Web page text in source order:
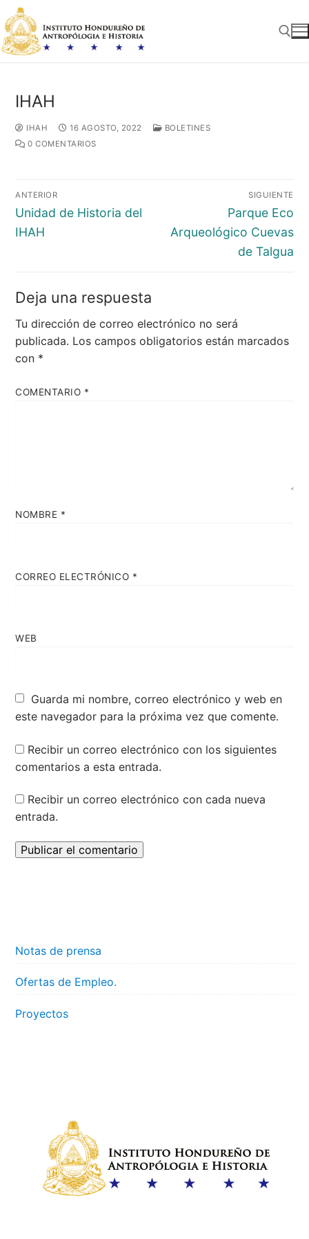
al
contenido
IHAH
IHAH 16 AGOSTO, 2022
BOLETINES
0 COMENTARIOS
Navegación
de
entradas
ANTERIOR
Entrada
anterior:
Unidad de Historia del
IHAH
SIGUIENTE
Entrada
siguiente:
Parque Eco
Arqueológico Cuevas
de Talgua
Deja una respuesta
Tu dirección de correo electrónico no será
publicada. Los campos obligatorios están marcados
con *
COMENTARIO *
NOMBRE *
CORREO ELECTRÓNICO *
WEB
Guarda mi nombre, correo electrónico y web en
este navegador para la próxima vez que comente.
Recibir un correo electrónico con los siguientes
comentarios a esta entrada.
Recibir un correo electrónico con cada nueva
entrada.
Notas de prensa
Ofertas de Empleo.
Proyectos